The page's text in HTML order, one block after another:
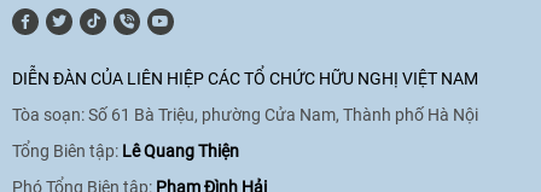
hòa bình, hữu nghị giữa các dân tộc"
cho Đại sứ Hungary tại Việt Nam
17:25| 13/06/2026
DIỄN ĐÀN CỦA LIÊN HIỆP CÁC TỔ CHỨC HỮU NGHỊ VIỆT NAM
Tòa soạn: Số 61 Bà Triệu, phường Cửa Nam, Thành phố Hà Nội
Tổng Biên tập: Lê Quang Thiện
Phó Tổng Biên tập: Phạm Đình Hải